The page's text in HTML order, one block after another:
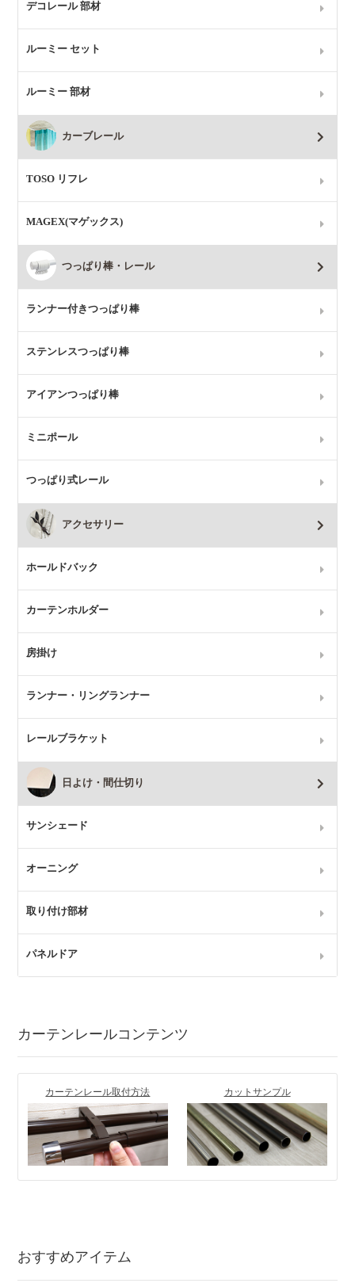
デコレール 部材
ルーミー セット
ルーミー 部材
カーブレール
TOSO リフレ
MAGEX(マゲックス)
つっぱり棒・レール
ランナー付きつっぱり棒
ステンレスつっぱり棒
アイアンつっぱり棒
ミニポール
つっぱり式レール
アクセサリー
ホールドバック
カーテンホルダー
房掛け
ランナー・リングランナー
レールブラケット
日よけ・間仕切り
サンシェード
オーニング
取り付け部材
パネルドア
カーテンレールコンテンツ
カーテンレール取付方法 カットサンプル
おすすめアイテム